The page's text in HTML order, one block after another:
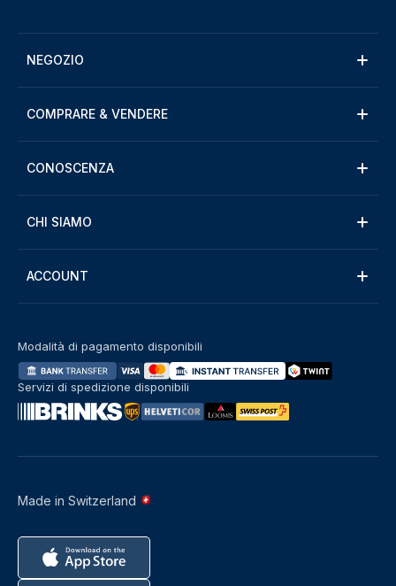
NEGOZIO
COMPRARE & VENDERE
CONOSCENZA
CHI SIAMO
ACCOUNT
Made in Switzerland
Modalità di pagamento disponibili
Servizi di spedizione disponibili